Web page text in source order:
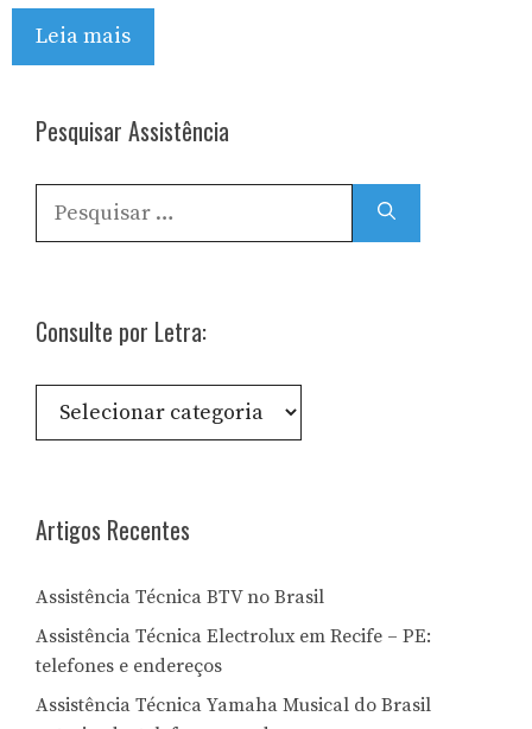
Leia mais
Pesquisar Assistência
Pesquisar
por:
Consulte por Letra:
Consulte
Artigos Recentes
Assistência Técnica BTV no Brasil
Assistência Técnica Electrolux em Recife – PE:
telefones e endereços
Assistência Técnica Yamaha Musical do Brasil